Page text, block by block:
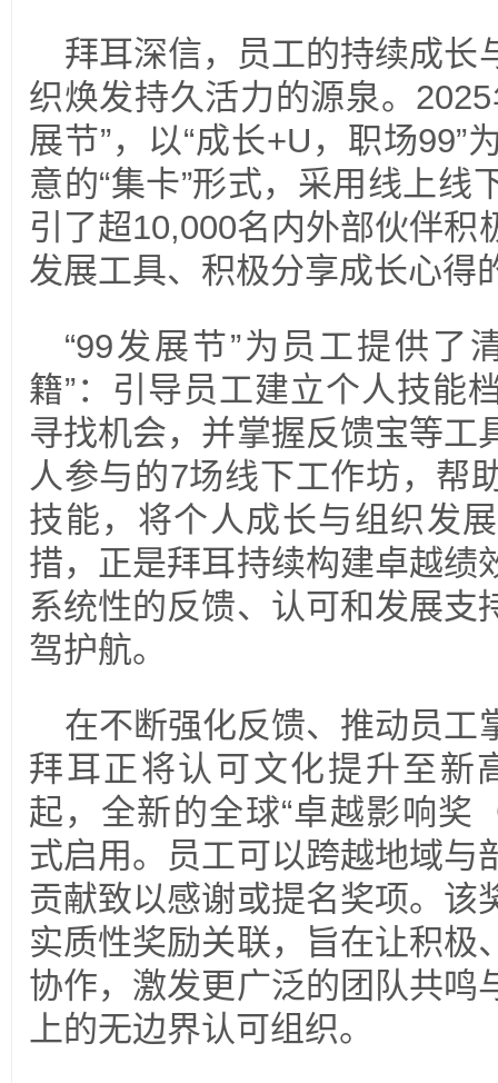
拜耳深信，员工的持续成长
织焕发持久活力的源泉。
展节”，以“成长+U，职场99”
意的“集卡”形式，采用线上线
引了超10,000名内外部伙伴积
发展工具、积极分享成长心得
“99发展节”为员工提供了
籍”：引导员工建立个人技能
寻找机会，并掌握反馈宝等工
人参与的7场线下工作坊，帮
技能，将个人成长与组织发
措，正是拜耳持续构建卓越绩
系统性的反馈、认可和发展支
驾护航。
在不断强化反馈、推动员工
拜耳正将认可文化提升至新
起，全新的全球“卓越影响奖
式启用。员工可以跨越地域与
贡献致以感谢或提名奖项。该
实质性奖励关联，旨在让积极
协作，激发更广泛的团队共鸣
上的无边界认可组织。